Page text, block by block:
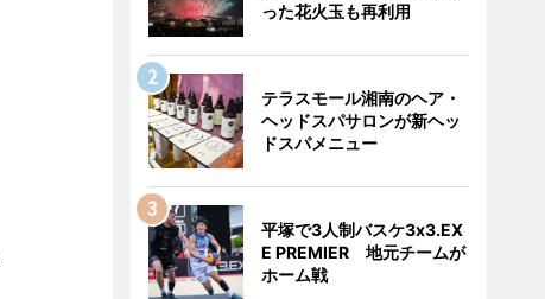
った花火玉も再利用
テラスモール湘南のヘア・
ヘッドスパサロンが新ヘッ
ドスパメニュー
平塚で3人制バスケ3x3.EX
E PREMIER 地元チームが
ホーム戦